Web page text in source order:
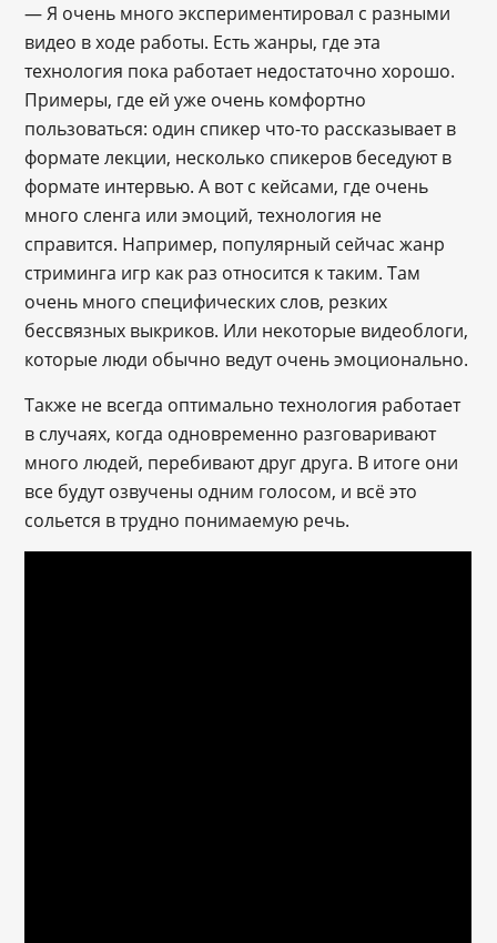
― Я очень много экспериментировал с разными
видео в ходе работы. Есть жанры, где эта
технология пока работает недостаточно хорошо.
Примеры, где ей уже очень комфортно
пользоваться: один спикер что-то рассказывает в
формате лекции, несколько спикеров беседуют в
формате интервью. А вот с кейсами, где очень
много сленга или эмоций, технология не
справится. Например, популярный сейчас жанр
стриминга игр как раз относится к таким. Там
очень много специфических слов, резких
бессвязных выкриков. Или некоторые видеоблоги,
которые люди обычно ведут очень эмоционально.
Также не всегда оптимально технология работает
в случаях, когда одновременно разговаривают
много людей, перебивают друг друга. В итоге они
все будут озвучены одним голосом, и всё это
сольется в трудно понимаемую речь.